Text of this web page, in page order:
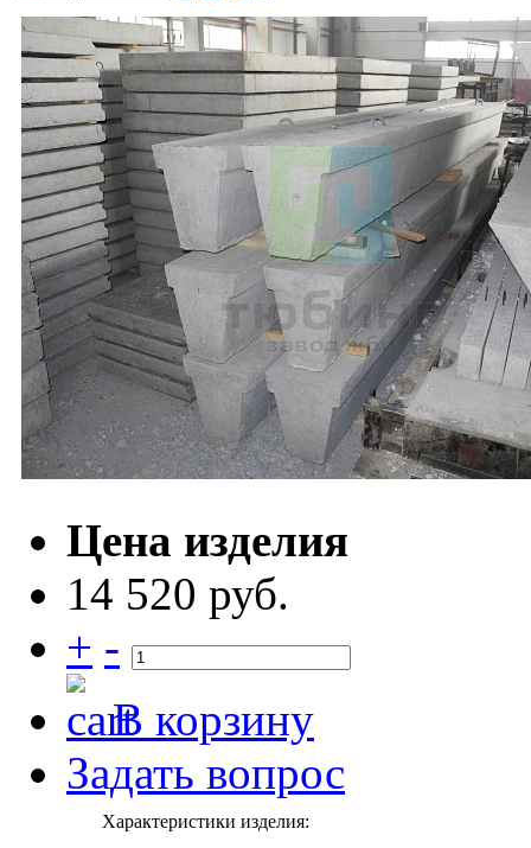
Цена изделия
14 520 руб.
+ -
В корзину
Задать вопрос
Характеристики изделия: